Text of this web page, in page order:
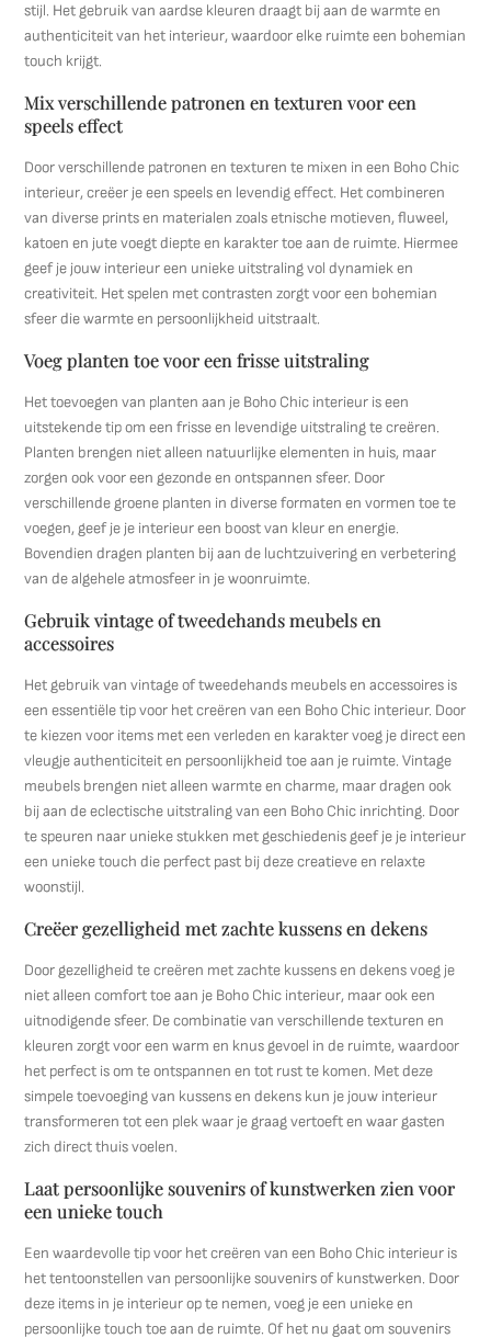
stijl. Het gebruik van aardse kleuren draagt bij aan de warmte en
authenticiteit van het interieur, waardoor elke ruimte een bohemian
touch krijgt.
Mix verschillende patronen en texturen voor een
speels effect
Door verschillende patronen en texturen te mixen in een Boho Chic
interieur, creëer je een speels en levendig effect. Het combineren
van diverse prints en materialen zoals etnische motieven, fluweel,
katoen en jute voegt diepte en karakter toe aan de ruimte. Hiermee
geef je jouw interieur een unieke uitstraling vol dynamiek en
creativiteit. Het spelen met contrasten zorgt voor een bohemian
sfeer die warmte en persoonlijkheid uitstraalt.
Voeg planten toe voor een frisse uitstraling
Het toevoegen van planten aan je Boho Chic interieur is een
uitstekende tip om een frisse en levendige uitstraling te creëren.
Planten brengen niet alleen natuurlijke elementen in huis, maar
zorgen ook voor een gezonde en ontspannen sfeer. Door
verschillende groene planten in diverse formaten en vormen toe te
voegen, geef je je interieur een boost van kleur en energie.
Bovendien dragen planten bij aan de luchtzuivering en verbetering
van de algehele atmosfeer in je woonruimte.
Gebruik vintage of tweedehands meubels en
accessoires
Het gebruik van vintage of tweedehands meubels en accessoires is
een essentiële tip voor het creëren van een Boho Chic interieur. Door
te kiezen voor items met een verleden en karakter voeg je direct een
vleugje authenticiteit en persoonlijkheid toe aan je ruimte. Vintage
meubels brengen niet alleen warmte en charme, maar dragen ook
bij aan de eclectische uitstraling van een Boho Chic inrichting. Door
te speuren naar unieke stukken met geschiedenis geef je je interieur
een unieke touch die perfect past bij deze creatieve en relaxte
woonstijl.
Creëer gezelligheid met zachte kussens en dekens
Door gezelligheid te creëren met zachte kussens en dekens voeg je
niet alleen comfort toe aan je Boho Chic interieur, maar ook een
uitnodigende sfeer. De combinatie van verschillende texturen en
kleuren zorgt voor een warm en knus gevoel in de ruimte, waardoor
het perfect is om te ontspannen en tot rust te komen. Met deze
simpele toevoeging van kussens en dekens kun je jouw interieur
transformeren tot een plek waar je graag vertoeft en waar gasten
zich direct thuis voelen.
Laat persoonlijke souvenirs of kunstwerken zien voor
een unieke touch
Een waardevolle tip voor het creëren van een Boho Chic interieur is
het tentoonstellen van persoonlijke souvenirs of kunstwerken. Door
deze items in je interieur op te nemen, voeg je een unieke en
persoonlijke touch toe aan de ruimte. Of het nu gaat om souvenirs